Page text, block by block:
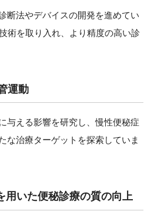
断法やデバイスの開発を進めてい
術を取り入れ、より精度の高い診
運動
与える影響を研究し、慢性便秘症
な治療ターゲットを探索していま
用いた便秘診療の質の向上